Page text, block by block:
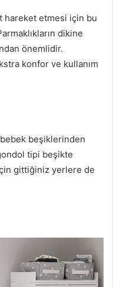
hareket etmesi için bu
dikine
önemlidir.
konfor ve kullanım
beşiklerinden
tipi beşikte
gittiğiniz yerlere de